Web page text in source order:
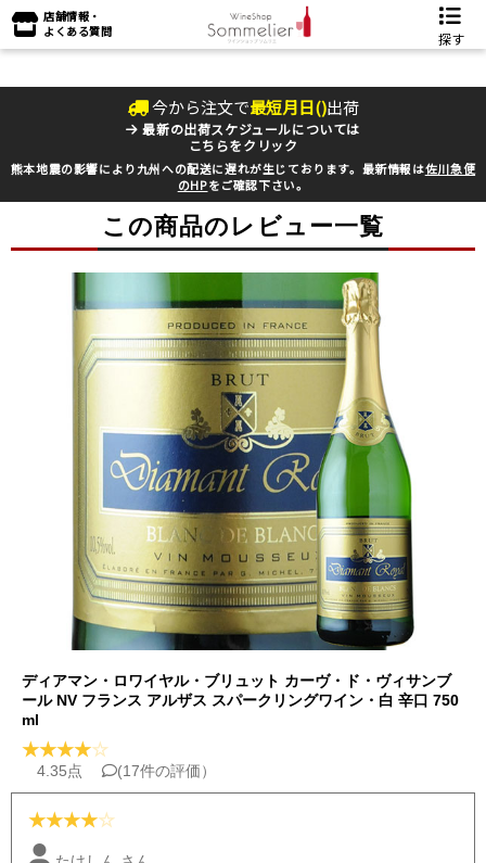
店舗情報・
よくある質問
探す
今から注文で最短月日()出荷
最新の出荷スケジュールについては
こちらをクリック
熊本地震の影響により九州への配送に遅れが生じております。最新情報は佐川急便
のHPをご確認下さい。
この商品のレビュー一覧
ディアマン・ロワイヤル・ブリュット カーヴ・ド・ヴィサンブ
ール NV フランス アルザス スパークリングワイン・白 辛口 750
ml
★★★★☆
4.35点 (17件の評価）
★★★★☆